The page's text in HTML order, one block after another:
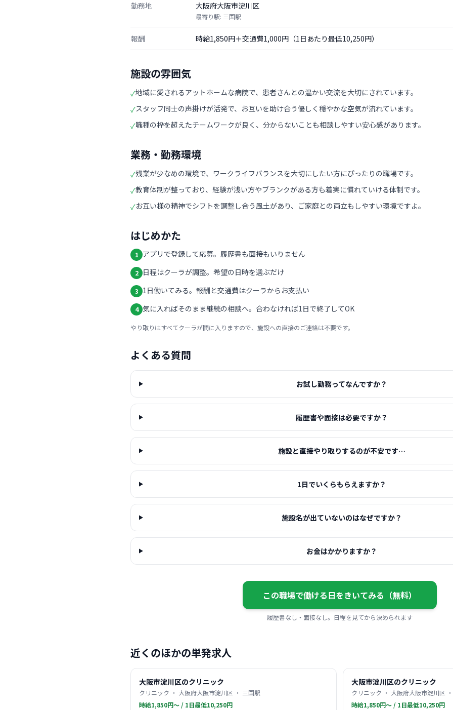
勤務地 大阪府大阪市淀川区
最寄り駅: 三国駅
報酬 時給1,850円＋交通費1,000円（1日あたり最低10,250円）
施設の雰囲気
✓地域に愛されるアットホームな病院で、患者さんとの温かい交流を大切にされています。
✓スタッフ同士の声掛けが活発で、お互いを助け合う優しく穏やかな空気が流れています。
✓職種の枠を超えたチームワークが良く、分からないことも相談しやすい安心感があります。
業務・勤務環境
✓残業が少なめの環境で、ワークライフバランスを大切にしたい方にぴったりの職場です。
✓教育体制が整っており、経験が浅い方やブランクがある方も着実に慣れていける体制です。
✓お互い様の精神でシフトを調整し合う風土があり、ご家庭との両立もしやすい環境ですよ。
はじめかた
1 アプリで登録して応募。履歴書も面接もいりません
2 日程はクーラが調整。希望の日時を選ぶだけ
3 1日働いてみる。報酬と交通費はクーラからお支払い
4 気に入ればそのまま継続の相談へ。合わなければ1日で終了してOK
やり取りはすべてクーラが間に入りますので、施設への直接のご連絡は不要です。
よくある質問
お試し勤務ってなんですか？
履歴書や面接は必要ですか？
施設と直接やり取りするのが不安です…
1日でいくらもらえますか？
施設名が出ていないのはなぜですか？
お金はかかりますか？
この職場で働ける日をきいてみる（無料）
履歴書なし・面接なし。日程を見てから決められます
近くのほかの単発求人
大阪市淀川区のクリニック
クリニック ・ 大阪府大阪市淀川区 ・ 三国駅
時給1,850円〜 / 1日最低10,250円
大阪市淀川区のクリニック
クリニック ・ 大阪府大阪市淀川区
時給1,850円〜 / 1日最低10,250円